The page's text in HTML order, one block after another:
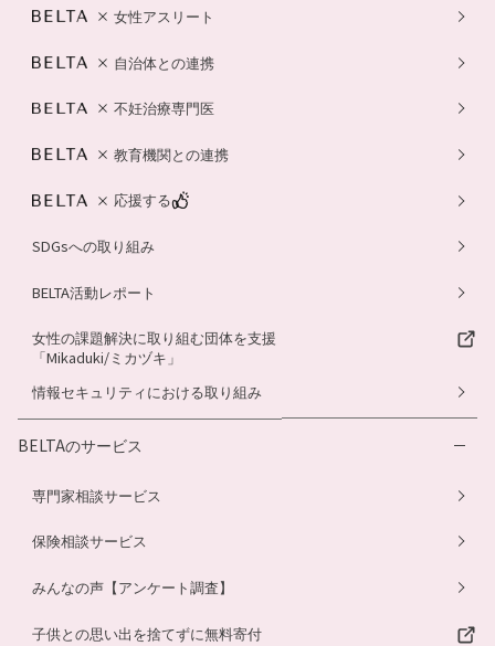
女性アスリート
自治体との連携
不妊治療専門医
教育機関との連携
応援する
SDGsへの取り組み
BELTA活動レポート
女性の課題解決に取り組む団体を支援
「Mikaduki/ミカヅキ」
情報セキュリティにおける取り組み
BELTAのサービス
専門家相談サービス
保険相談サービス
みんなの声【アンケート調査】
子供との思い出を捨てずに無料寄付